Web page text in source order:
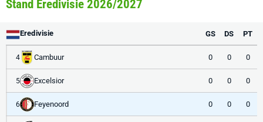
Stand Eredivisie 2026/2027
Eredivisie GS DS PT
4 Cambuur 0 0 0
5 Excelsior 0 0 0
6 Feyenoord 0 0 0